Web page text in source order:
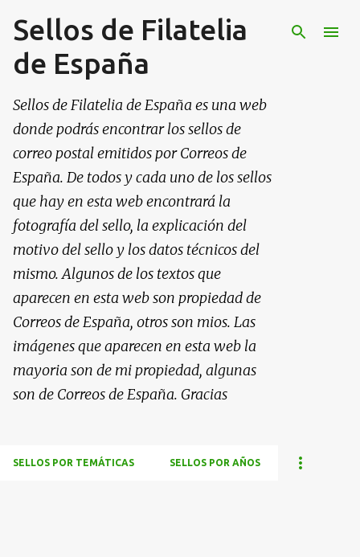
Ir al contenido principal
Sellos de Filatelia
de España
Sellos de Filatelia de España es una web
donde podrás encontrar los sellos de
correo postal emitidos por Correos de
España. De todos y cada uno de los sellos
que hay en esta web encontrará la
fotografía del sello, la explicación del
motivo del sello y los datos técnicos del
mismo. Algunos de los textos que
aparecen en esta web son propiedad de
Correos de España, otros son mios. Las
imágenes que aparecen en esta web la
mayoria son de mi propiedad, algunas
son de Correos de España. Gracias
SELLOS POR TEMÁTICAS SELLOS POR AÑOS